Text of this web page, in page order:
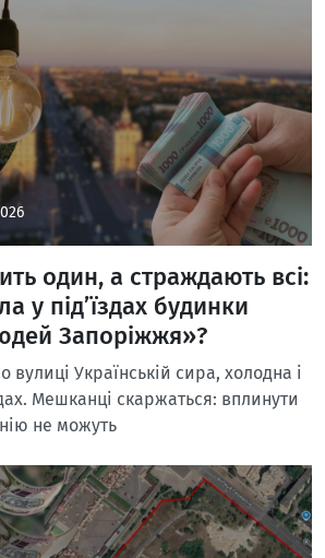
один, а страждають всі:
у під’їздах будинки
Запоріжжя»?
вулиці Українській сира, холодна і
Мешканці скаржаться: вплинути
не можуть